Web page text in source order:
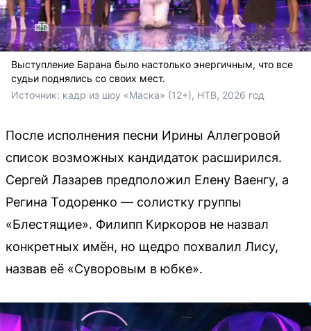
Выступление Барана было настолько энергичным, что все
судьи поднялись со своих мест.
Источник: кадр из шоу «Маска» (12+), НТВ, 2026 год
После исполнения песни Ирины Аллегровой
список возможных кандидаток расширился.
Сергей Лазарев предположил Елену Ваенгу, а
Регина Тодоренко — солистку группы
«Блестящие». Филипп Киркоров не назвал
конкретных имён, но щедро похвалил Лису,
назвав её «Суворовым в юбке».